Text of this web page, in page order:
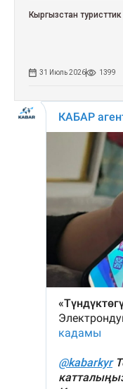
Кыргызстан
31 Июль 2026 1399